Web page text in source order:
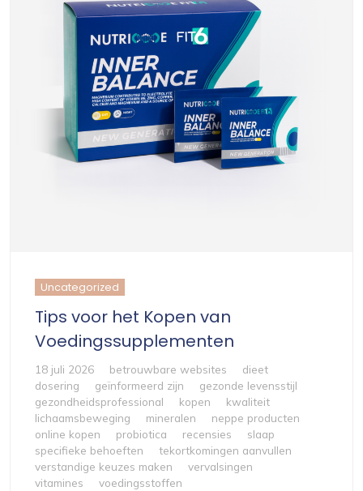
Uncategorized
Tips voor het Kopen van
Voedingssupplementen
18 juli 2026 betrouwbare websites
dieet
dosering
geïnformeerd zijn
gezonde levensstijl
gezondheidsprofessional
kopen
kwaliteit
lichaamsbeweging
mineralen
neppe producten
online kopen
probiotica recensies
slaap
specifieke behoeften
tekortkomingen aanvullen
verstandige keuzes maken
vervalsingen
vitamines
voedingsstoffen